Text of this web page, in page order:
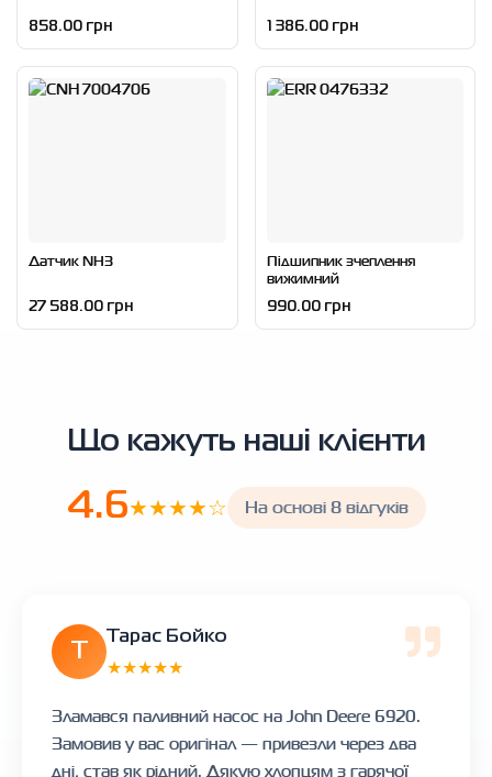
858.00 грн 1 386.00 грн
Датчик NH3
27 588.00 грн
Підшипник зчеплення
вижимний
990.00 грн
Що кажуть наші клієнти
4.6★★★★☆ На основі 8 відгуків
Тарас Бойко
★★★★★
Зламався паливний насос на John Deere 6920.
Замовив у вас оригінал — привезли через два
дні, став як рідний. Дякую хлопцям з гарячої